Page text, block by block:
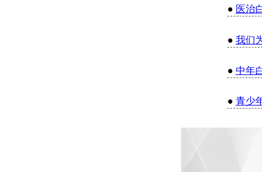
● 医治
● 我们
● 中年
● 青少